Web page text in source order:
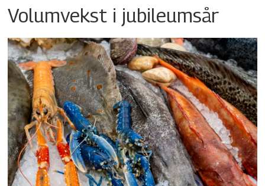
Volumvekst i jubileumsår